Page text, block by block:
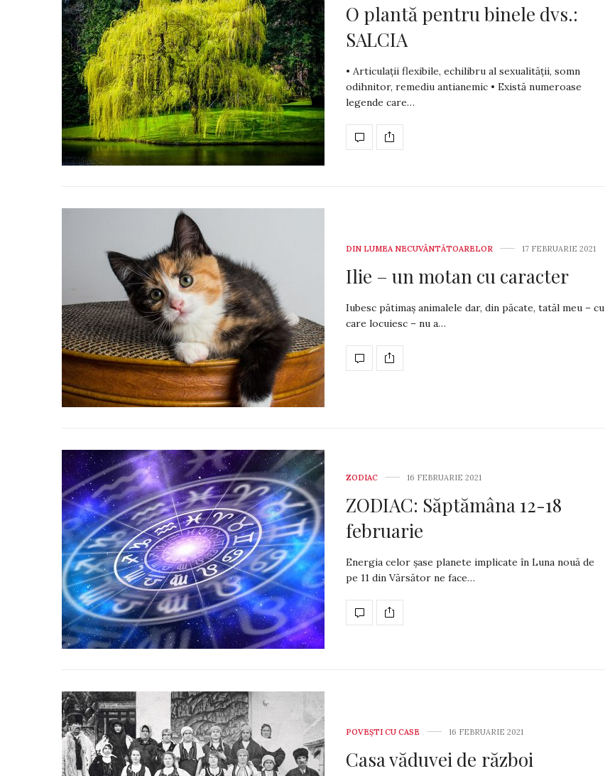
O plantă pentru binele dvs.:
SALCIA
• Articulații flexibile, echilibru al sexualității, somn
odihnitor, remediu antianemic • Există numeroase
legende care…
DIN LUMEA NECUVÂNTĂTOARELOR 17 FEBRUARIE 2021
Ilie – un motan cu caracter
Iubesc pătimaș animalele dar, din pă­ca­te, ta­tăl meu – cu
care locuiesc – nu a…
ZODIAC 16 FEBRUARIE 2021
ZODIAC: Săptămâna 12-18
februarie
Energia celor șase planete implicate în Luna nouă de
pe 11 din Vărsător ne face…
POVEŞTI CU CASE 16 FEBRUARIE 2021
Casa văduvei de război